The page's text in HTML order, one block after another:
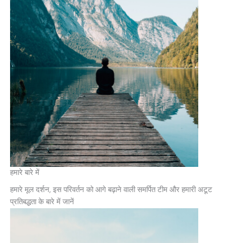
हमारे बारे में
हमारे मूल दर्शन, इस परिवर्तन को आगे बढ़ाने वाली समर्पित टीम और हमारी अटूट
प्रतिबद्धता के बारे में जानें